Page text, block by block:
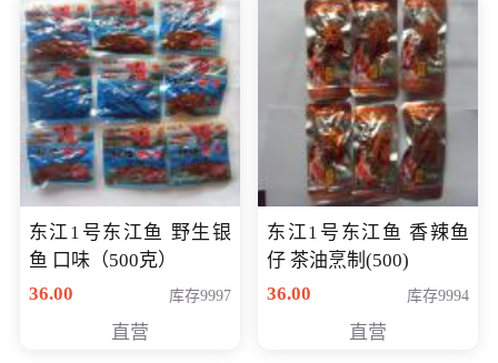
东江1号东江鱼 野生银
鱼 口味（500克）
36.00
库存9997
直营
东江1号东江鱼 香辣鱼
仔 茶油烹制(500)
36.00
库存9994
直营